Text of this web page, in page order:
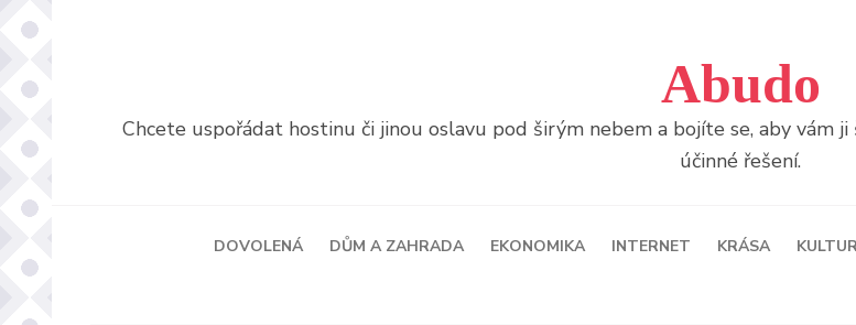
Abudo
Chcete uspořádat hostinu či jinou oslavu pod širým nebem a bojíte se, aby vám
účinné řešení.
DOVOLENÁ DŮM A ZAHRADA EKONOMIKA INTERNET KRÁSA